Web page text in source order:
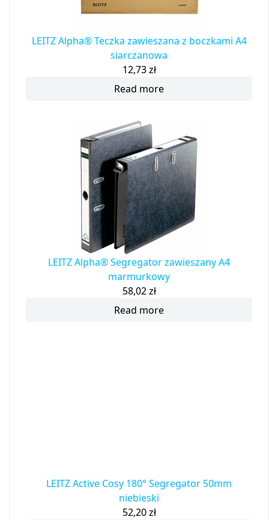
LEITZ Alpha® Teczka zawieszana z boczkami A4
siarczanowa
12,73zł
Read more
LEITZ Alpha® Segregator zawieszany A4
marmurkowy
58,02zł
Read more
LEITZ Active Cosy 180° Segregator 50mm
niebieski
52,20zł